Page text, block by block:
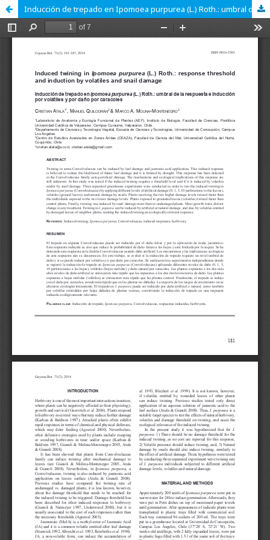
Inducción de trepado en Ipomoea purpurea (L.) Roth.: umbral de la respuesta e inducción por volátiles y por daño por caracoles